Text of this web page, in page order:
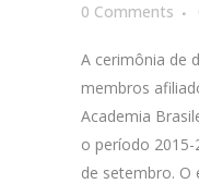
0 Comments
A cerimônia de
membros
Academia
o período 2015-
de setembro. O